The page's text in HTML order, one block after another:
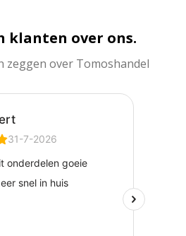
klanten over ons.
zeggen over Tomoshandel